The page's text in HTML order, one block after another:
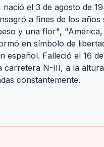
el 3 de agosto de
a fines de los años
y una flor",
en símbolo de
Falleció el 16
N-III, a la
constantemente.